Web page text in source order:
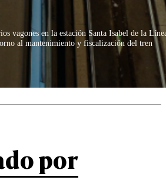
vagones en la estación Santa Isabel de la
al mantenimiento y fiscalización del tren
por